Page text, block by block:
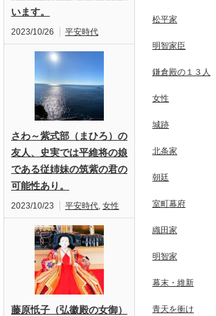
います。
2023/10/26 平安時代
さわ～紫式部（まひろ）の
友人、史実では平維将の娘
である従姉妹の筑紫の君の
可能性あり。
2023/10/23 平安時代, 女性
藤原忯子（弘徽殿の女御）
松平家
明智家臣
鎌倉殿の１３人
女性
城跡
北条家
朝廷
室町幕府
織田家
明智家
幕末・維新
青天を衝け